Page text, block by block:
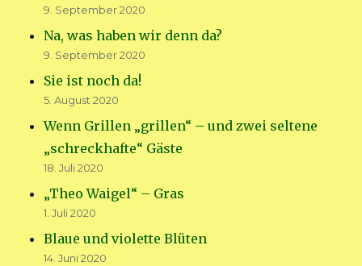
9. September 2020
Na, was haben wir denn da?
9. September 2020
Sie ist noch da!
5. August 2020
Wenn Grillen „grillen“ – und zwei seltene
„schreckhafte“ Gäste
18. Juli 2020
„Theo Waigel“ – Gras
1. Juli 2020
Blaue und violette Blüten
14. Juni 2020